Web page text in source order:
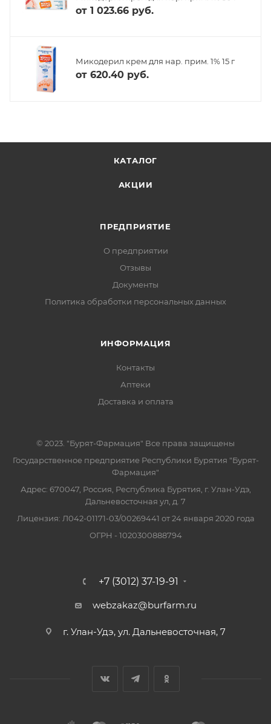
от 1 023.66 руб.
Микодерил крем для нар. прим. 1% 15 г
от 620.40 руб.
КАТАЛОГ
АКЦИИ
ПРЕДПРИЯТИЕ
О предприятии
Отзывы
Документы
Политика обработки персональных данных
ИНФОРМАЦИЯ
Контакты
Аптеки
Доставка и оплата
© 2023. "Бурят-Фармация" Все права защищены
Государственное предприятие Республики Бурятия "Бурят-
Фармация"
Адрес: 670047, Россия, Республика Бурятия, г. Улан-Удэ,
Дальневосточная ул, д. 7
Лицензия: Л042-01171-03/00269441 от 24 января 2020 года
ОГРН - 1020300888794
+7 (3012) 37-19-91
webzakaz@burfarm.ru
г. Улан-Удэ, ул. Дальневосточная, 7